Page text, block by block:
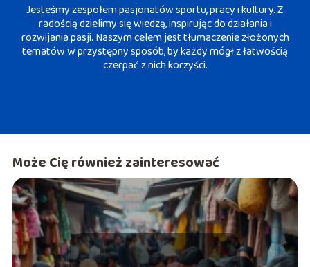
Jesteśmy zespołem pasjonatów sportu, pracy i kultury. Z
radością dzielimy się wiedzą, inspirując do działania i
rozwijania pasji. Naszym celem jest tłumaczenie złożonych
tematów w przystępny sposób, by każdy mógł z łatwością
czerpać z nich korzyści.
Może Cię również zainteresować